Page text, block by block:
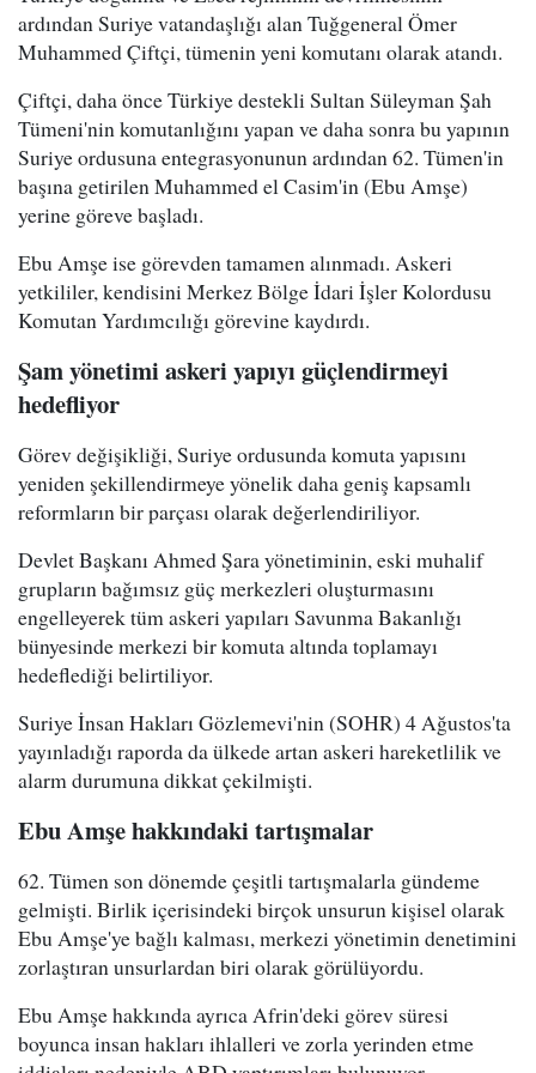
ardından Suriye vatandaşlığı alan Tuğgeneral Ömer
Muhammed Çiftçi, tümenin yeni komutanı olarak atandı.
Çiftçi, daha önce Türkiye destekli Sultan Süleyman Şah
Tümeni'nin komutanlığını yapan ve daha sonra bu yapının
Suriye ordusuna entegrasyonunun ardından 62. Tümen'in
başına getirilen Muhammed el Casim'in (Ebu Amşe)
yerine göreve başladı.
Ebu Amşe ise görevden tamamen alınmadı. Askeri
yetkililer, kendisini Merkez Bölge İdari İşler Kolordusu
Komutan Yardımcılığı görevine kaydırdı.
Şam yönetimi askeri yapıyı güçlendirmeyi
hedefliyor
Görev değişikliği, Suriye ordusunda komuta yapısını
yeniden şekillendirmeye yönelik daha geniş kapsamlı
reformların bir parçası olarak değerlendiriliyor.
Devlet Başkanı Ahmed Şara yönetiminin, eski muhalif
grupların bağımsız güç merkezleri oluşturmasını
engelleyerek tüm askeri yapıları Savunma Bakanlığı
bünyesinde merkezi bir komuta altında toplamayı
hedeflediği belirtiliyor.
Suriye İnsan Hakları Gözlemevi'nin (SOHR) 4 Ağustos'ta
yayınladığı raporda da ülkede artan askeri hareketlilik ve
alarm durumuna dikkat çekilmişti.
Ebu Amşe hakkındaki tartışmalar
62. Tümen son dönemde çeşitli tartışmalarla gündeme
gelmişti. Birlik içerisindeki birçok unsurun kişisel olarak
Ebu Amşe'ye bağlı kalması, merkezi yönetimin denetimini
zorlaştıran unsurlardan biri olarak görülüyordu.
Ebu Amşe hakkında ayrıca Afrin'deki görev süresi
boyunca insan hakları ihlalleri ve zorla yerinden etme